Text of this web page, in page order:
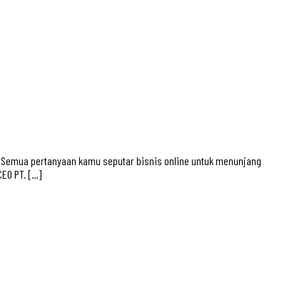
pertanyaan kamu seputar bisnis online untuk menunjang
PT. […]